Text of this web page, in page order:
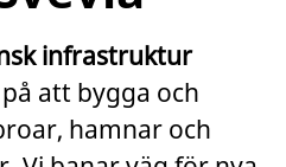
infrastruktur
att bygga och
hamnar och